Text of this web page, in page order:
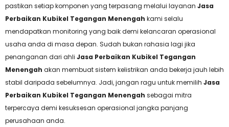
pastikan setiap komponen yang terpasang melalui layanan Jasa
Perbaikan Kubikel Tegangan Menengah kami selalu
mendapatkan monitoring yang baik demi kelancaran operasional
usaha anda di masa depan. Sudah bukan rahasia lagi jika
penanganan dari ahli Jasa Perbaikan Kubikel Tegangan
Menengah akan membuat sistem kelistrikan anda bekerja jauh lebih
stabil daripada sebelumnya. Jadi, jangan ragu untuk memilih Jasa
Perbaikan Kubikel Tegangan Menengah sebagai mitra
terpercaya demi kesuksesan operasional jangka panjang
perusahaan anda.